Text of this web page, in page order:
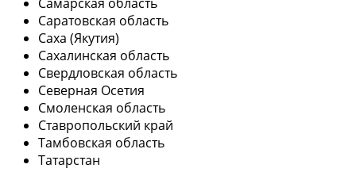
Самарская область
Саратовская область
Саха (Якутия)
Сахалинская область
Свердловская область
Северная Осетия
Смоленская область
Ставропольский край
Тамбовская область
Татарстан